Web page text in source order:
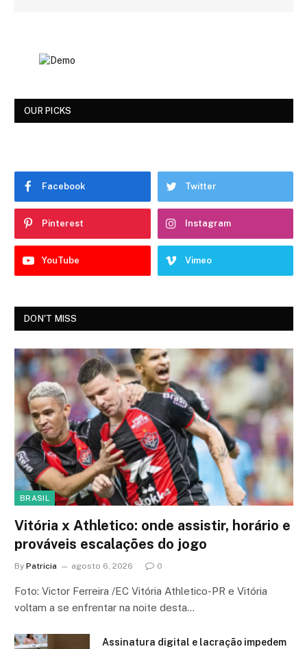
OUR PICKS
Facebook Twitter
Pinterest Instagram
YouTube Vimeo
DON'T MISS
BRASIL
Vitória x Athletico: onde assistir, horário e
prováveis escalações do jogo
By Patricia agosto 6, 2026 0
Foto: Victor Ferreira /EC Vitória Athletico-PR e Vitória
voltam a se enfrentar na noite desta…
Assinatura digital e lacração impedem